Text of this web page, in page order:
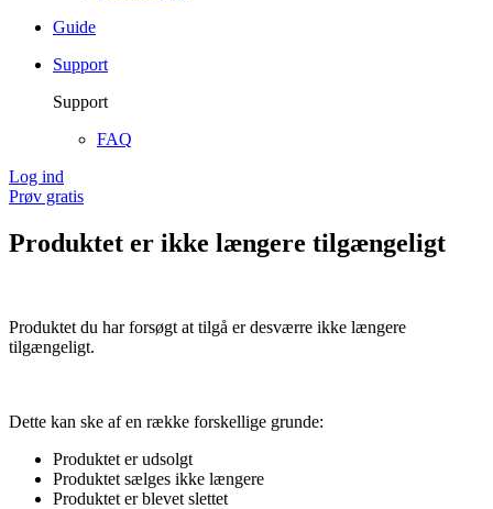
Guide
Support
Support
FAQ
Log ind
Prøv gratis
Produktet er ikke længere tilgængeligt
Produktet du har forsøgt at tilgå er desværre ikke længere
tilgængeligt.
Dette kan ske af en række forskellige grunde:
Produktet er udsolgt
Produktet sælges ikke længere
Produktet er blevet slettet